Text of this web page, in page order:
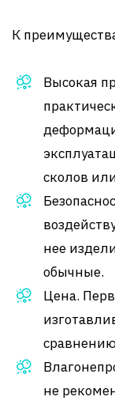
К
Высокая
сколов
нее
обычные.
Цена.
не